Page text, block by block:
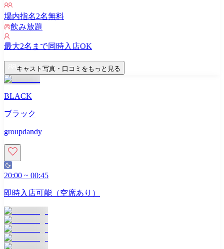
場内指名2名無料
飲み放題
最大2名まで同時入店OK
キャスト写真・口コミをもっと見る
BLACK
ブラック
groupdandy
20:00 ~ 00:45
即時入店可能（空席あり）